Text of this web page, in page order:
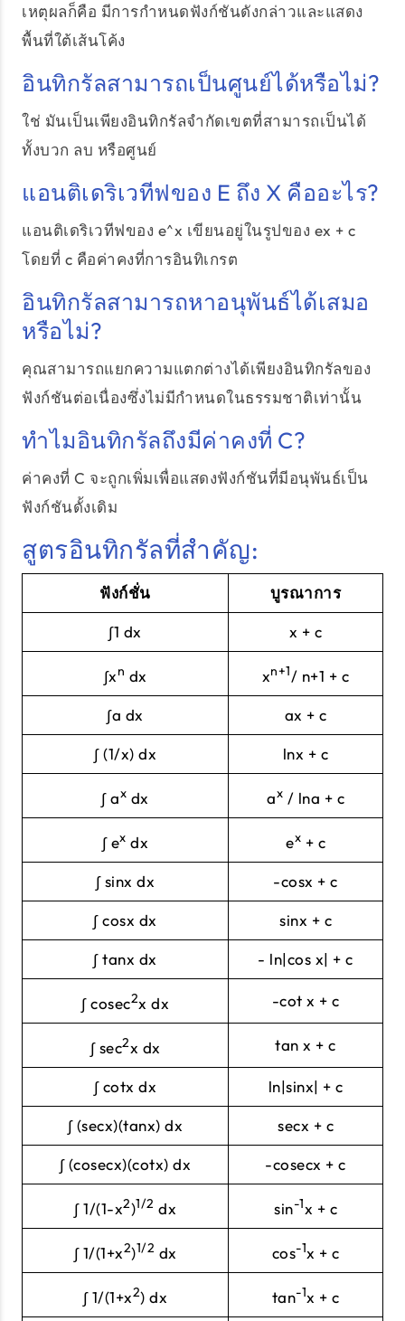
เหตุผลก็คือ มีการกำหนดฟังก์ชันดังกล่าวและแสดง
พื้นที่ใต้เส้นโค้ง
อินทิกรัลสามารถเป็นศูนย์ได้หรือไม่?
ใช่ มันเป็นเพียงอินทิกรัลจำกัดเขตที่สามารถเป็นได้
ทั้งบวก ลบ หรือศูนย์
แอนติเดริเวทีฟของ E ถึง X คืออะไร?
แอนติเดริเวทีฟของ e^x เขียนอยู่ในรูปของ ex + c
โดยที่ c คือค่าคงที่การอินทิเกรต
อินทิกรัลสามารถหาอนุพันธ์ได้เสมอ
หรือไม่?
คุณสามารถแยกความแตกต่างได้เพียงอินทิกรัลของ
ฟังก์ชันต่อเนื่องซึ่งไม่มีกำหนดในธรรมชาติเท่านั้น
ทำไมอินทิกรัลถึงมีค่าคงที่ C?
ค่าคงที่ C จะถูกเพิ่มเพื่อแสดงฟังก์ชันที่มีอนุพันธ์เป็น
ฟังก์ชันดั้งเดิม
สูตรอินทิกรัลที่สำคัญ:
ฟังก์ชั่น บูรณาการ
∫1 dx x + c
∫xn dx xn+1/ n+1 + c
∫a dx ax + c
∫ (1/x) dx lnx + c
∫ ax dx ax / lna + c
∫ ex dx ex + c
∫ sinx dx -cosx + c
∫ cosx dx sinx + c
∫ tanx dx - ln|cos x| + c
∫ cosec2x dx -cot x + c
∫ sec2x dx tan x + c
∫ cotx dx ln|sinx| + c
∫ (secx)(tanx) dx secx + c
∫ (cosecx)(cotx) dx -cosecx + c
∫ 1/(1-x2)1/2 dx sin-1x + c
∫ 1/(1+x2)1/2 dx cos-1x + c
∫ 1/(1+x2) dx tan-1x + c